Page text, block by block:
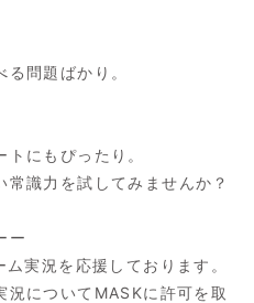
問題ばかり。
にもぴったり。
識力を試してみませんか？
ー
実況を応援しております。
況についてMASKに許可を取